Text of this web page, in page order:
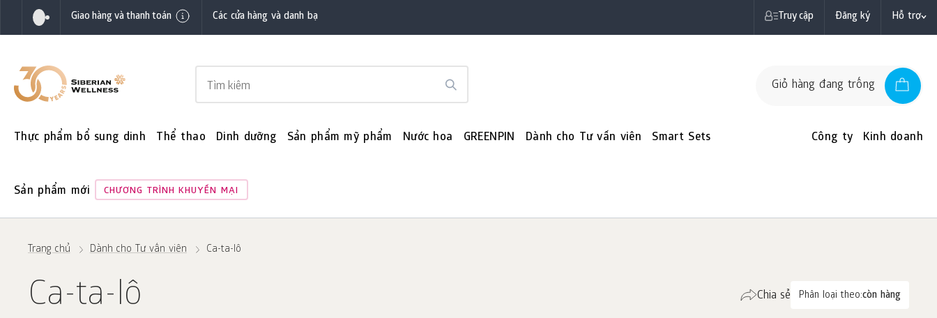
Giao hàng và thanh toán Các cửa hàng và danh bạ Truy cập Đăng ký Hỗ trợ
Giỏ hàng đang trống
Thực phẩm bổ sung dinh Thể thao Dinh dưỡng Sản phẩm mỹ phẩm Nước hoa GREENPIN Dành cho Tư vấn viên Smart Sets
Sản phẩm mới CHƯƠNG TRÌNH KHUYẾN MẠI
Công ty Kinh doanh
Trang chủ Dành cho Tư vấn viên Ca-ta-lô
Ca-ta-lô Phân loại theo:còn hàng
Chia sẻ